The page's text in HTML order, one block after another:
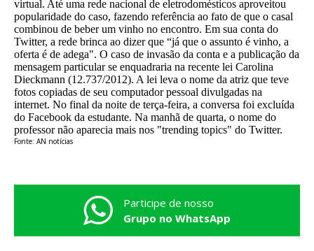
virtual. Até uma rede nacional de eletrodomésticos aproveitou
popularidade do caso, fazendo referência ao fato de que o casal
combinou de beber um vinho no encontro. Em sua conta do
Twitter, a rede brinca ao dizer que “já que o assunto é vinho, a
oferta é de adega". O caso de invasão da conta e a publicação da
mensagem particular se enquadraria na recente lei Carolina
Dieckmann (12.737/2012). A lei leva o nome da atriz que teve
fotos copiadas de seu computador pessoal divulgadas na
internet. No final da noite de terça-feira, a conversa foi excluída
do Facebook da estudante. Na manhã de quarta, o nome do
professor não aparecia mais nos "trending topics" do Twitter.
Fonte: AN notícias
Participe de nosso
Grupo no WhatsApp